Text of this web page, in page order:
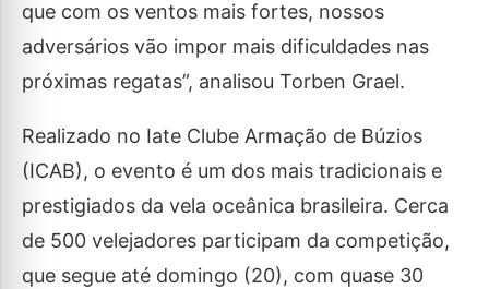
que com os ventos mais fortes, nossos
adversários vão impor mais dificuldades nas
próximas regatas”, analisou Torben Grael.
Realizado no Iate Clube Armação de Búzios
(ICAB), o evento é um dos mais tradicionais e
prestigiados da vela oceânica brasileira. Cerca
de 500 velejadores participam da competição,
que segue até domingo (20), com quase 30